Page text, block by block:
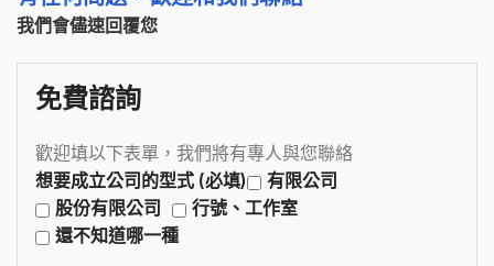
我們會儘速回覆您
免費諮詢
歡迎填以下表單，我們將有專人與您聯絡
想要成立公司的型式 (必填)
有限公司
股份有限公司
行號、工作室
還不知道哪一種